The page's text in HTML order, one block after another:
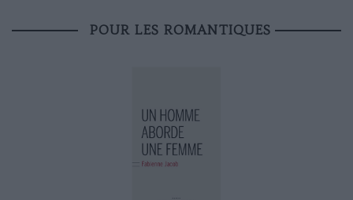
POUR LES ROMANTIQUES